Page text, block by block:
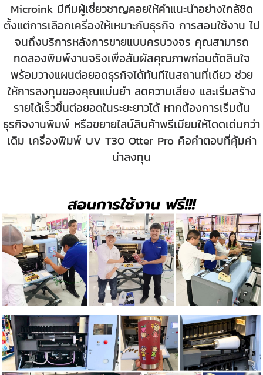
Microink มีทีมผู้เชี่ยวชาญคอยให้คำแนะนำอย่างใกล้ชิด
ตั้งแต่การเลือกเครื่องให้เหมาะกับธุรกิจ การสอนใช้งาน ไป
จนถึงบริการหลังการขายแบบครบวงจร คุณสามารถ
ทดลองพิมพ์งานจริงเพื่อสัมผัสคุณภาพก่อนตัดสินใจ
พร้อมวางแผนต่อยอดธุรกิจได้ทันทีในสถานที่เดียว ช่วย
ให้การลงทุนของคุณแม่นยำ ลดความเสี่ยง และเริ่มสร้าง
รายได้เร็วขึ้นต่อยอดในระยะยาวได้ หากต้องการเริ่มต้น
ธุรกิจงานพิมพ์ หรือขยายไลน์สินค้าพรีเมียมให้โดดเด่นกว่า
เดิม เครื่องพิมพ์ UV T30 Otter Pro คือคำตอบที่คุ้มค่า
น่าลงทุน